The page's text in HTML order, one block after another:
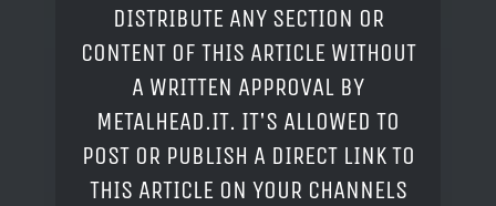
DISTRIBUTE ANY SECTION OR
CONTENT OF THIS ARTICLE WITHOUT
A WRITTEN APPROVAL BY
METALHEAD.IT. IT'S ALLOWED TO
POST OR PUBLISH A DIRECT LINK TO
THIS ARTICLE ON YOUR CHANNELS